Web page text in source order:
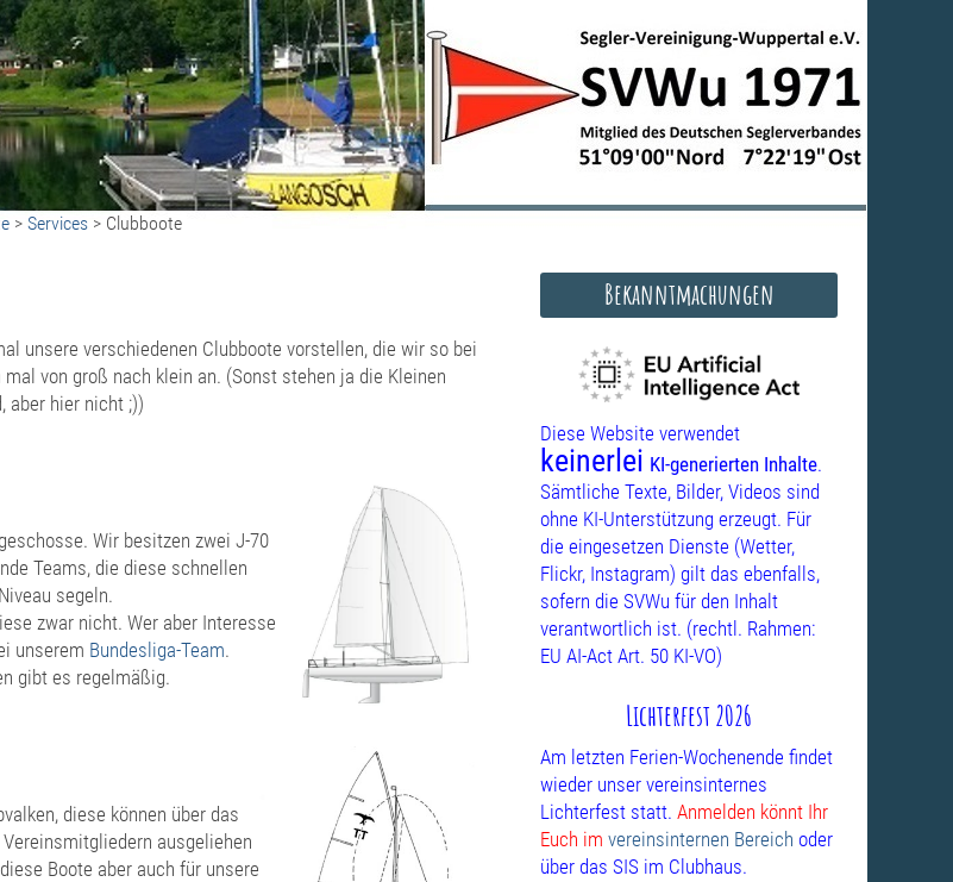
> Services > Clubboote
unsere verschiedenen Clubboote vorstellen, die wir so bei
mal von groß nach klein an. (Sonst stehen ja die Kleinen
aber hier nicht ;))
Wir besitzen zwei J-70
Teams, die diese schnellen
segeln.
zwar nicht. Wer aber Interesse
unserem Bundesliga-Team.
gibt es regelmäßig.
diese können über das
ausgeliehen
Boote aber auch für unsere
Bekanntmachungen
Diese Website verwendet
keinerlei KI-generierten Inhalte.
Sämtliche Texte, Bilder, Videos sind
ohne KI-Unterstützung erzeugt. Für
die eingesetzen Dienste (Wetter,
Flickr, Instagram) gilt das ebenfalls,
sofern die SVWu für den Inhalt
verantwortlich ist. (rechtl. Rahmen:
EU AI-Act Art. 50 KI-VO)
Lichterfest 2026
Am letzten Ferien-Wochenende findet
wieder unser vereinsinternes
Lichterfest statt. Anmelden könnt Ihr
Euch im vereinsinternen Bereich oder
über das SIS im Clubhaus.